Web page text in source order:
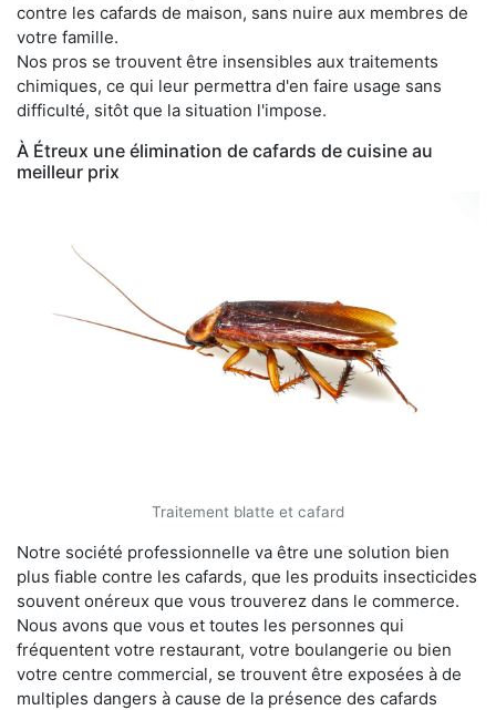
contre les cafards de maison, sans nuire aux membres de
votre famille.
Nos pros se trouvent être insensibles aux traitements
chimiques, ce qui leur permettra d'en faire usage sans
difficulté, sitôt que la situation l'impose.
À Étreux une élimination de cafards de cuisine au
meilleur prix
Traitement blatte et cafard
Notre société professionnelle va être une solution bien
plus fiable contre les cafards, que les produits insecticides
souvent onéreux que vous trouverez dans le commerce.
Nous avons que vous et toutes les personnes qui
fréquentent votre restaurant, votre boulangerie ou bien
votre centre commercial, se trouvent être exposées à de
multiples dangers à cause de la présence des cafards